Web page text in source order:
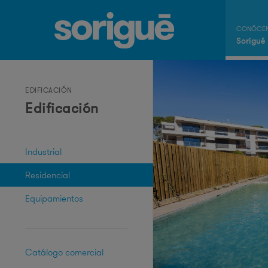
Sorigué
EDIFICACIÓN
Edificación
Industrial
Residencial
Equipamientos
Catálogo comercial